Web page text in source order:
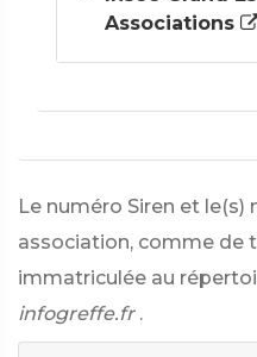
Associations
Le numéro Siren et le(s)
association, comme de
immatriculée au
infogreffe.fr .